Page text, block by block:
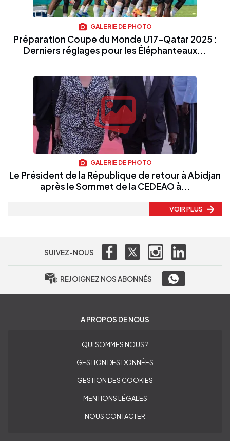
GALERIE DE PHOTO
Préparation Coupe du Monde U17–Qatar 2025 :
Derniers réglages pour les Éléphanteaux...
GALERIE DE PHOTO
Le Président de la République de retour à Abidjan
après le Sommet de la CEDEAO à...
VOIR PLUS
SUIVEZ-NOUS
REJOIGNEZ NOS ABONNÉS
A PROPOS DE NOUS
QUI SOMMES NOUS ?
GESTION DES DONNÉES
GESTION DES COOKIES
MENTIONS LÉGALES
NOUS CONTACTER